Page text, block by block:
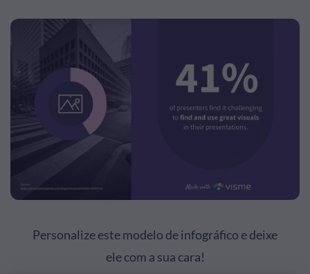
Personalize este modelo de infográfico e deixe
ele com a sua cara!